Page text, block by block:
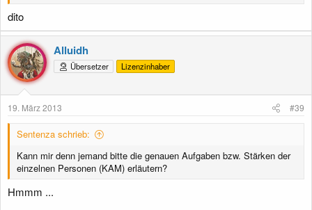
dito
Alluidh
Übersetzer Lizenzinhaber
19. März 2013 #39
Sentenza schrieb:
Kann mir denn jemand bitte die genauen Aufgaben bzw. Stärken der
einzelnen Personen (KAM) erläutern?
Hmmm ...